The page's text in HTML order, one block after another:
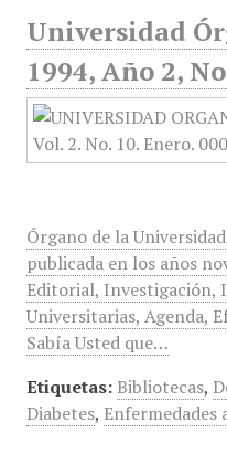
Universidad
1994, Año 2,
Órgano de la
publicada en los años
Editorial, Investigación,
Universitarias, Agenda,
Sabía Usted que…
Etiquetas: Bibliotecas,
Diabetes, Enfermedades